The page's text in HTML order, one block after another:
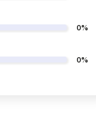
0%
0%